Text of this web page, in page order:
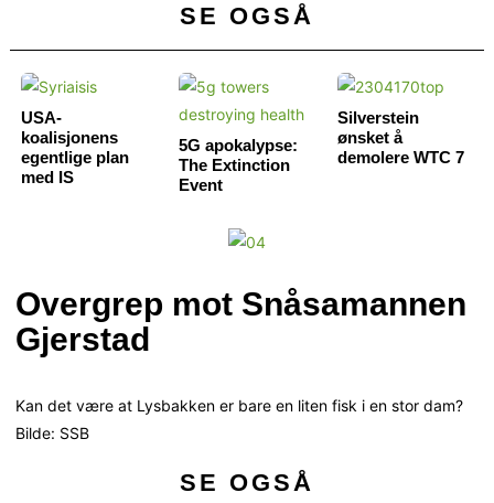
SE OGSÅ
USA-
koalisjonens
egentlige plan
med IS
5G apokalypse:
The Extinction
Event
Silverstein
ønsket å
demolere WTC 7
Overgrep mot Snåsamannen
Gjerstad
Kan det være at Lysbakken er bare en liten fisk i en stor dam?
Bilde: SSB
SE OGSÅ